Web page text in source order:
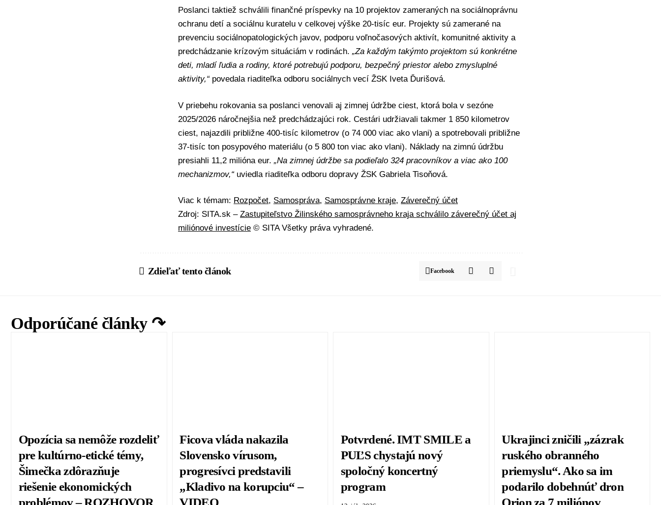
Poslanci taktiež schválili finančné príspevky na 10 projektov zameraných na sociálnoprávnu
ochranu detí a sociálnu kuratelu v celkovej výške 20-tisíc eur. Projekty sú zamerané na
prevenciu sociálnopatologických javov, podporu voľnočasových aktivít, komunitné aktivity a
predchádzanie krízovým situáciám v rodinách. „Za každým takýmto projektom sú konkrétne
deti, mladí ľudia a rodiny, ktoré potrebujú podporu, bezpečný priestor alebo zmysluplné
aktivity,“povedala riaditeľka odboru sociálnych vecí ŽSK Iveta Ďurišová.
V priebehu rokovania sa poslanci venovali aj zimnej údržbe ciest, ktorá bola v sezóne
2025/2026 náročnejšia než predchádzajúci rok. Cestári udržiavali takmer 1 850 kilometrov
ciest, najazdili približne 400-tisíc kilometrov (o 74 000 viac ako vlani) a spotrebovali približne
37-tisíc ton posypového materiálu (o 5 800 ton viac ako vlani). Náklady na zimnú údržbu
presiahli 11,2 milióna eur. „Na zimnej údržbe sa podieľalo 324 pracovníkov a viac ako 100
mechanizmov,“uviedla riaditeľka odboru dopravy ŽSK Gabriela Tisoňová.
Viac k témam: Rozpočet, Samospráva, Samosprávne kraje, Záverečný účet
Zdroj: SITA.sk – Zastupiteľstvo Žilinského samosprávneho kraja schválilo záverečný účet aj
miliónové investície © SITA Všetky práva vyhradené.
Zdieľať tento článok Facebook
Odporúčané články ↷
Opozícia sa nemôže rozdeliť
pre kultúrno-etické témy,
Šimečka zdôrazňuje
riešenie ekonomických
problémov – ROZHOVOR
Ficova vláda nakazila
Slovensko vírusom,
progresívci predstavili
„Kladivo na korupciu“ –
VIDEO
Potvrdené. IMT SMILE a
PUĽS chystajú nový
spoločný koncertný
program
Ukrajinci zničili „zázrak
ruského obranného
priemyslu“. Ako sa im
podarilo dobehnúť dron
Orion za 7 miliónov